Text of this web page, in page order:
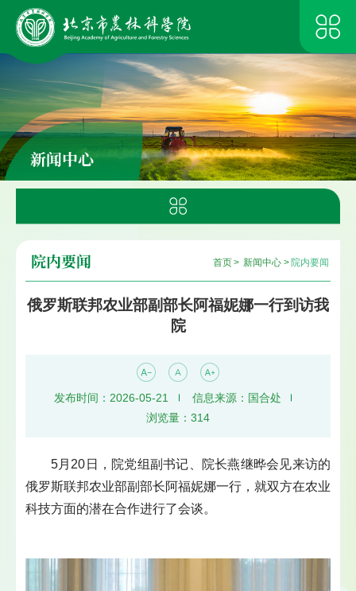
新闻中心
首页> 新闻中心 > 院内要闻
院内要闻
俄罗斯联邦农业部副部长阿福妮娜一行到访我
院
发布时间：2026-05-21
信息来源：国合处
浏览量： 314
5月20日，院党组副书记、院长燕继晔会见来访的
俄罗斯联邦农业部副部长阿福妮娜一行，就双方在农业
科技方面的潜在合作进行了会谈。